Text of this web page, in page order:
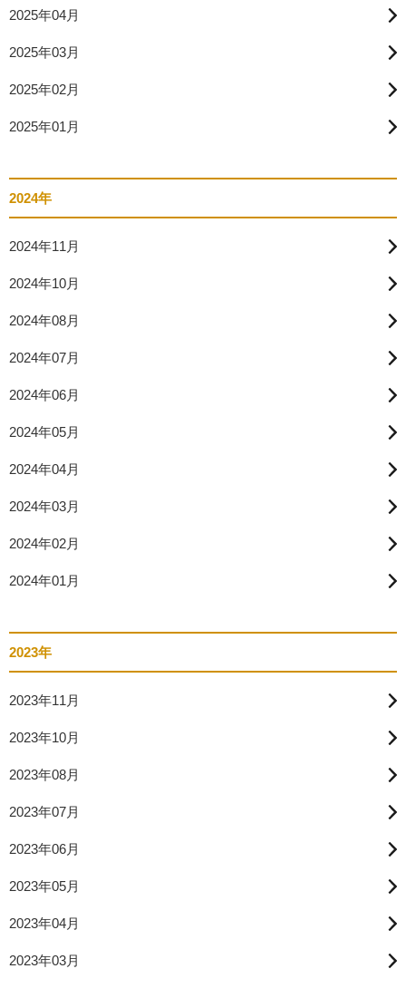
2025年04月
2025年03月
2025年02月
2025年01月
2024年
2024年11月
2024年10月
2024年08月
2024年07月
2024年06月
2024年05月
2024年04月
2024年03月
2024年02月
2024年01月
2023年
2023年11月
2023年10月
2023年08月
2023年07月
2023年06月
2023年05月
2023年04月
2023年03月